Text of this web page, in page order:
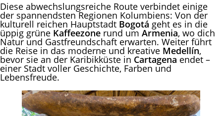
Diese abwechslungsreiche Route verbindet einige
der spannendsten Regionen Kolumbiens: Von der
kulturell reichen Hauptstadt Bogotá geht es in die
üppig grüne Kaffeezone rund um Armenia, wo dich
Natur und Gastfreundschaft erwarten. Weiter führt
die Reise in das moderne und kreative Medellín,
bevor sie an der Karibikküste in Cartagena endet –
einer Stadt voller Geschichte, Farben und
Lebensfreude.